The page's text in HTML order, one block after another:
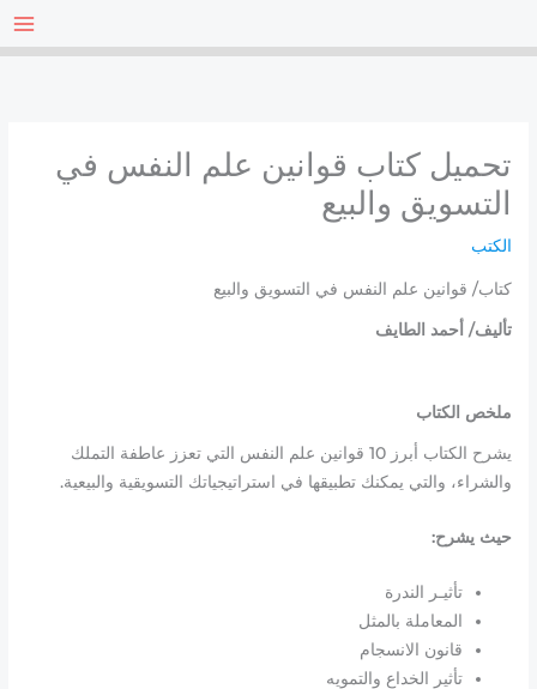
تحميل كتاب قوانين علم النفس في
التسويق والبيع
الكتب
كتاب/ قوانين علم النفس في التسويق والبيع
تأليف/ أحمد الطايف
ملخص الكتاب
يشرح الكتاب أبرز 10 قوانين علم النفس التي تعزز عاطفة التملك
والشراء، والتي يمكنك تطبيقها في استراتيجياتك التسويقية والبيعية.
حيث يشرح:
تأثيـر الندرة
المعاملة بالمثل
قانون الانسجام
تأثير الخداع والتمويه